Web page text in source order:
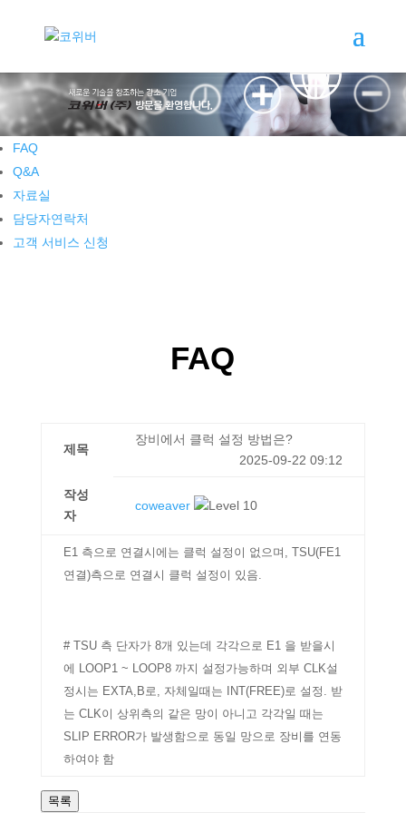
FAQ
Q&A
자료실
담당자연락처
고객 서비스 신청
FAQ
제목
장비에서 클럭 설정 방법은?
2025-09-22 09:12
작성
자
coweaver
E1 측으로 연결시에는 클럭 설정이 없으며, TSU(FE1
연결)측으로 연결시 클럭 설정이 있음.
# TSU 측 단자가 8개 있는데 각각으로 E1 을 받을시
에 LOOP1 ~ LOOP8 까지 설정가능하며 외부 CLK설
정시는 EXTA,B로, 자체일때는 INT(FREE)로 설정. 받
는 CLK이 상위측의 같은 망이 아니고 각각일 때는
SLIP ERROR가 발생함으로 동일 망으로 장비를 연동
하여야 함
목록